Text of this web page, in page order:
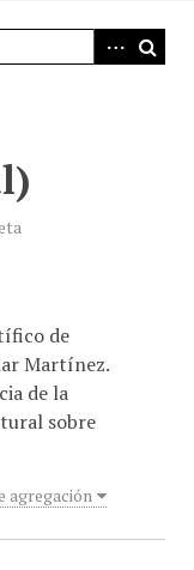
de
Martínez.
de la
sobre
agregación